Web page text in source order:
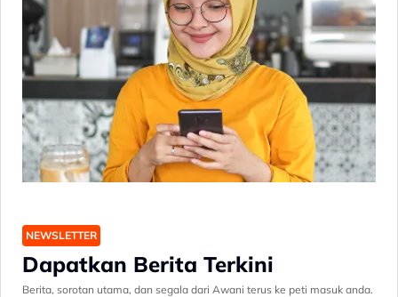
NEWSLETTER
Dapatkan Berita Terkini
Berita, sorotan utama, dan segala dari Awani terus ke peti masuk anda.